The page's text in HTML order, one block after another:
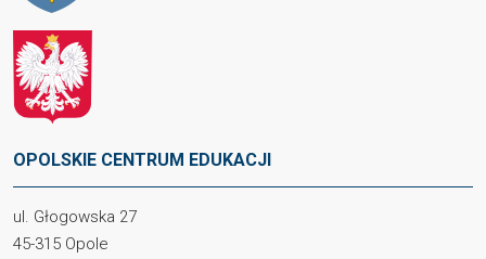
OPOLSKIE CENTRUM EDUKACJI
ul. Głogowska 27
45-315 Opole